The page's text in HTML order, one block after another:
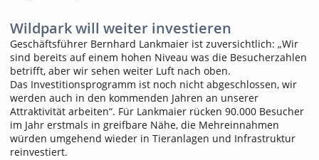
Wildpark will weiter investieren
Geschäftsführer Bernhard Lankmaier ist zuversichtlich: „Wir
sind bereits auf einem hohen Niveau was die Besucherzahlen
betrifft, aber wir sehen weiter Luft nach oben.
Das Investitionsprogramm ist noch nicht abgeschlossen, wir
werden auch in den kommenden Jahren an unserer
Attraktivität arbeiten“. Für Lankmaier rücken 90.000 Besucher
im Jahr erstmals in greifbare Nähe, die Mehreinnahmen
würden umgehend wieder in Tieranlagen und Infrastruktur
reinvestiert.